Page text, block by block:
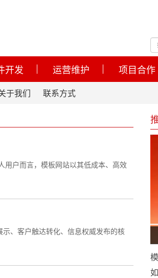
开发 运营维护 项目合作
于我们 联系方式
用户而言，模板网站以其低成本、高效
、客户触达转化、信息权威发布的核